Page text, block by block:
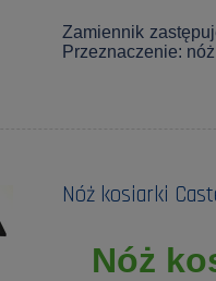
Zamiennik
Przeznaczenie:
Nóż kosiarki
Nóż